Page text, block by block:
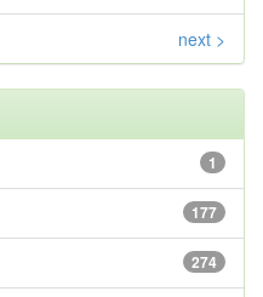
next >
1
177
274